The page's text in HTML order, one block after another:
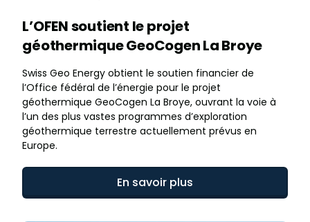
L’OFEN soutient le projet
géothermique GeoCogen La Broye
Swiss Geo Energy obtient le soutien financier de
l’Office fédéral de l’énergie pour le projet
géothermique GeoCogen La Broye, ouvrant la voie à
l’un des plus vastes programmes d’exploration
géothermique terrestre actuellement prévus en
Europe.
En savoir plus